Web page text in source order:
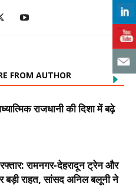
FROM AUTHOR
राजधानी की दिशा में बढ़े
रामनगर-देहरादून ट्रेन और
बड़ी राहत, सांसद अनिल बलूनी ने